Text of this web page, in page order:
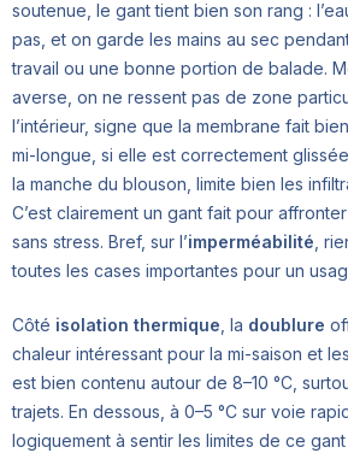
soutenue, le gant tient bien son rang :
pas, et on garde les mains au sec
travail ou une bonne portion de balade.
averse, on ne ressent pas de zone
l’intérieur, signe que la membrane fait
mi-longue, si elle est correctement
la manche du blouson, limite bien les
C’est clairement un gant fait pour
sans stress. Bref, sur l’imperméabilité ,
toutes les cases importantes pour un
Côté isolation thermique , la doublure
chaleur intéressant pour la mi-saison et
est bien contenu autour de 8–10 °C,
trajets. En dessous, à 0–5 °C sur voie
logiquement à sentir les limites de ce